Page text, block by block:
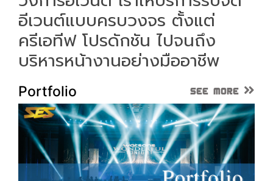
อีเวนต์แบบครบวงจร ตั้งแต่
ครีเอทีฟ โปรดักชัน ไปจนถึง
บริหารหน้างานอย่างมืออาชีพ
Portfolio See More